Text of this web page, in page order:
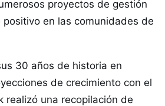
proyectos de gestión
positivo en las comunidades de
30 años de historia en
de crecimiento con el
realizó una recopilación de